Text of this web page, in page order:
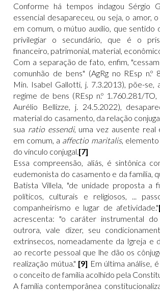
Conforme há tempos indagou Sérgio
essencial desapareceu, ou seja, o amor,
em comum, o mútuo auxílio, que sentido
privilegiar o secundário, que é o
financeiro, patrimonial, material,
Com a separação de fato, enfim,
comunhão de bens" (AgRg no REsp n.º
Min. Isabel Gallotti, j. 7.3.2013), põe-se,
regime de bens (REsp n.º 1.760.281/
Aurélio Bellizze, j. 24.5.2022),
material do casamento, da relação
sua ratio essendi, uma vez ausente real
em comum, a affectio maritalis,
do vínculo conjugal.[7]
Essa compreensão, aliás, é sintônica
eudemonista do casamento e da família,
Batista Villela, "de unidade proposta a
políticos, culturais e religiosos, ...
companheirismo e lugar de afetividade."
acrescenta: "o caráter instrumental
outrora, vale dizer, seu
extrínsecos, nomeadamente da Igreja e
ao recorte pessoal que lhe dão os
realização mútua." [9] Em última análise,
o conceito de família acolhido pela
A família contemporânea